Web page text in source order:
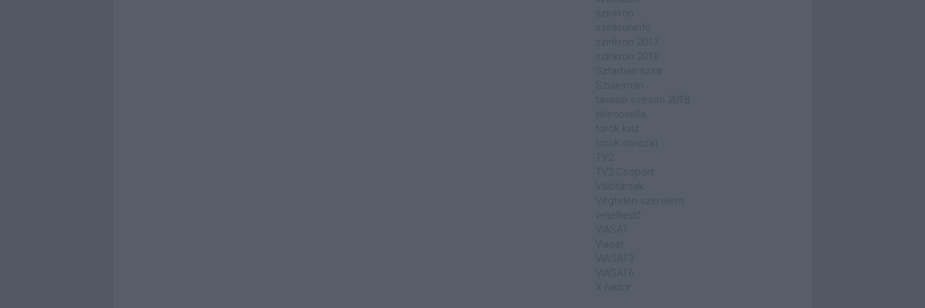
szinkron
szinkroninfó
szinkron 2017
szinkron 2018
Sztárban sztár
Szulejmán
tavaszi szezon 2018
telenovella
török kvíz
török sorozat
TV2
TV2 Csoport
Válótársak
Végtelen szerelem
vetélkedő
VIASAT
Viasat
VIASAT3
VIASAT6
X-faktor